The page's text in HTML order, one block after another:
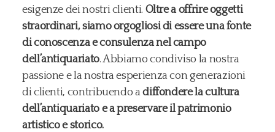
esigenze dei nostri clienti. Oltre a offrire oggetti
straordinari, siamo orgogliosi di essere una fonte
di conoscenza e consulenza nel campo
dell’antiquariato. Abbiamo condiviso la nostra
passione e la nostra esperienza con generazioni
di clienti, contribuendo adiffondere la cultura
dell’antiquariato e a preservare il patrimonio
artistico e storico.